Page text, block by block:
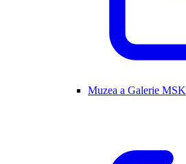
Muzea a Galerie MSK